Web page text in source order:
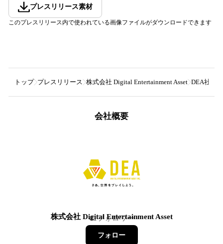
プレスリリース素材
このプレスリリース内で使われている画像ファイルがダウンロードできます
トップ プレスリリース 株式会社 Digital Entertainment Asset DEA社、
会社概要
株式会社 Digital Entertainment Asset
41フォロワー
フォロー